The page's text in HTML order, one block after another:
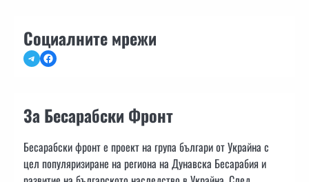
Социалните мрежи
TelegramFacebook
За Бесарабски Фронт
Бесарабски фронт е проект на група българи от Украйна с
цел популяризиране на региона на Дунавска Бесарабия и